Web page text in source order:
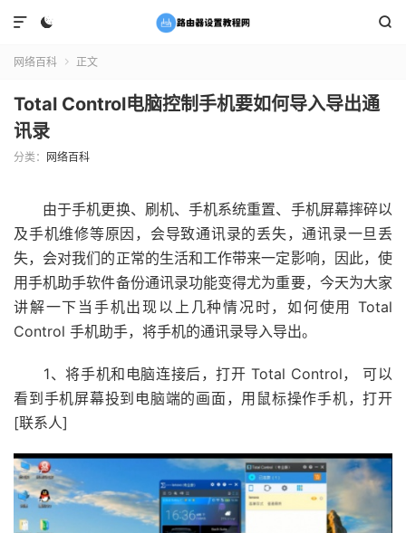
 

网络百科  正文
Total Control电脑控制手机要如何导入导出通
讯录
分类： 网络百科
由于手机更换、刷机、手机系统重置、手机屏幕摔碎以
及手机维修等原因，会导致通讯录的丢失，通讯录一旦丢
失，会对我们的正常的生活和工作带来一定影响，因此，使
用手机助手软件备份通讯录功能变得尤为重要，今天为大家
讲解一下当手机出现以上几种情况时，如何使用 Total
Control 手机助手，将手机的通讯录导入导出。
1、将手机和电脑连接后，打开 Total Control， 可以
看到手机屏幕投到电脑端的画面，用鼠标操作手机，打开
[联系人]